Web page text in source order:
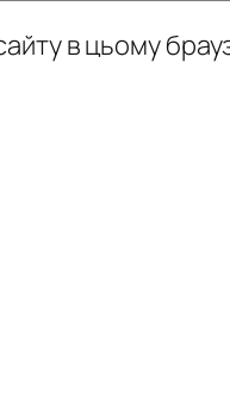
в цьому